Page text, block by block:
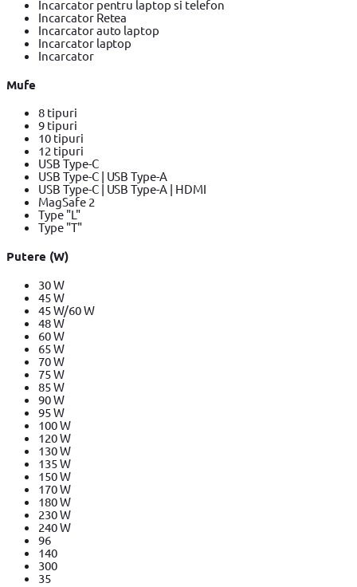
Incarcator pentru laptop si telefon
Incarcator Retea
Incarcator auto laptop
Incarcator laptop
Incarcator
Mufe
8 tipuri
9 tipuri
10 tipuri
12 tipuri
USB Type-C
USB Type-C | USB Type-A
USB Type-C | USB Type-A | HDMI
MagSafe 2
Type "L"
Type "T"
Putere (W)
30 W
45 W
45 W/60 W
48 W
60 W
65 W
70 W
75 W
85 W
90 W
95 W
100 W
120 W
130 W
135 W
150 W
170 W
180 W
230 W
240 W
96
140
300
35